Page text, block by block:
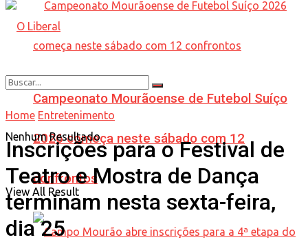
Campeonato Mourãoense de Futebol Suíço
2026 começa neste sábado com 12
confrontos
Nenhum Resultado
View All Result
Home Entretenimento
Inscrições para o Festival de
Teatro e Mostra de Dança
terminam nesta sexta-feira,
dia 25